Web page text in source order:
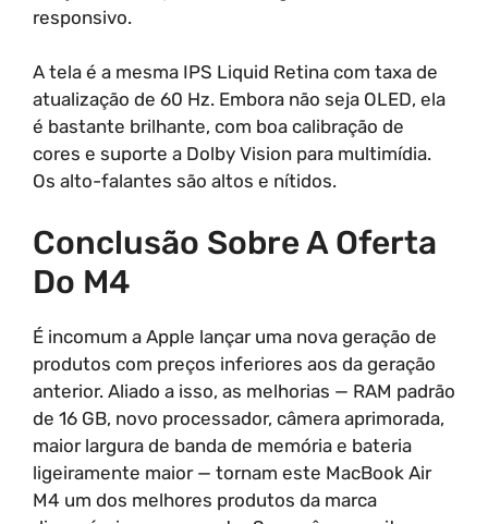
responsivo.
A tela é a mesma IPS Liquid Retina com taxa de
atualização de 60 Hz. Embora não seja OLED, ela
é bastante brilhante, com boa calibração de
cores e suporte a Dolby Vision para multimídia.
Os alto-falantes são altos e nítidos.
Conclusão Sobre A Oferta
Do M4
É incomum a Apple lançar uma nova geração de
produtos com preços inferiores aos da geração
anterior. Aliado a isso, as melhorias — RAM padrão
de 16 GB, novo processador, câmera aprimorada,
maior largura de banda de memória e bateria
ligeiramente maior — tornam este MacBook Air
M4 um dos melhores produtos da marca